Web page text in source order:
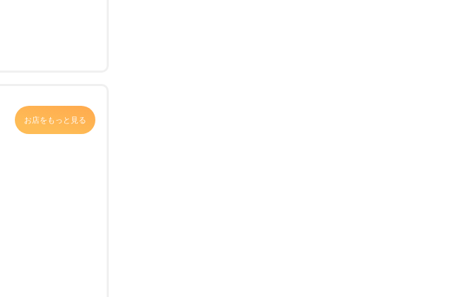
お店をもっと見る